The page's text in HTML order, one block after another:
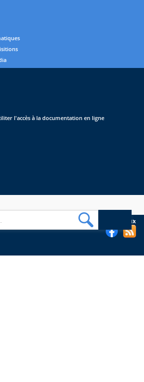
l'accès à la documentation en ligne
de l'EHESP sur les réseaux sociaux